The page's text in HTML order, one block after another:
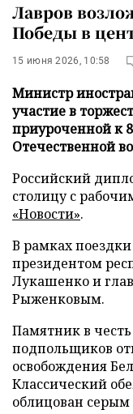
Лавров
Победы в
15 июня 2026, 10:58
Министр
участие в
приуроченной к
Отечественной
Российский
столицу с
«Новости».
В рамках
президентом
Лукашенко и
Рыженковым.
Памятник в
подпольщиков
освобождения
Классический
облицован